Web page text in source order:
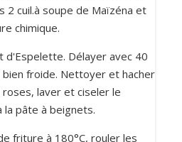
2 cuil.à soupe de Maïzéna et
chimique.
d'Espelette. Délayer avec 40
bien froide. Nettoyer et hacher
laver et ciseler le
la pâte à beignets.
friture à 180°C, rouler les